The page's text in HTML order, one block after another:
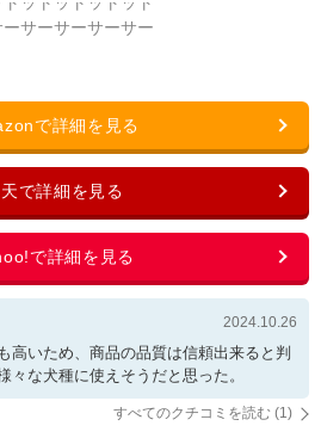
2024.10.26
高いため、商品の品質は信頼出来ると判
々な犬種に使えそうだと思った。
すべてのクチコミを読む (1)